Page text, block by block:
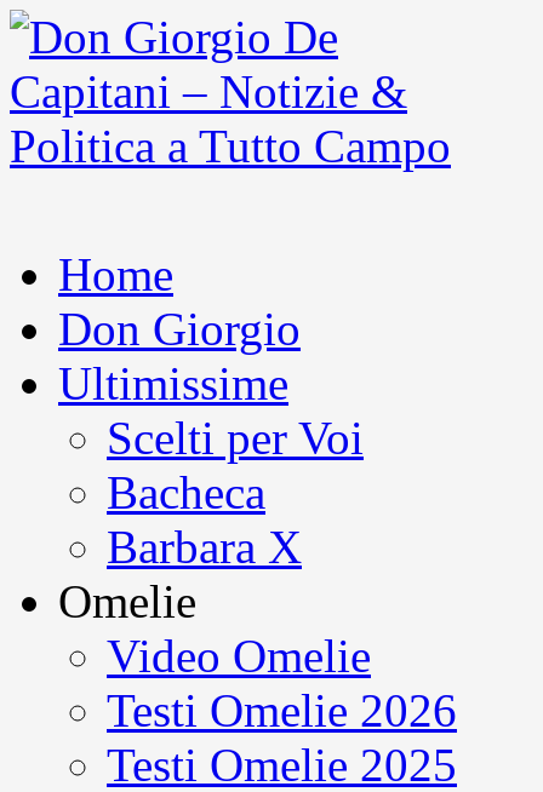
Home
Don Giorgio
Ultimissime
Scelti per Voi
Bacheca
Barbara X
Omelie
Video Omelie
Testi Omelie 2026
Testi Omelie 2025